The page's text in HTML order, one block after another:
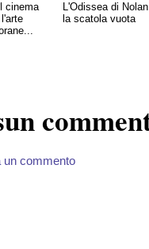
cinema
L'Odissea di
la scatola vuota
un commento